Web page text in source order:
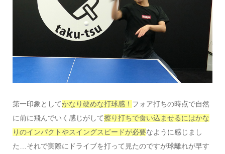
第一印象としてかなり硬めな打球感！ フォア打ちの時点で自然
に前に飛んでいく感じがして擦り打ちで食い込ませるにはかな
りのインパクトやスイングスピードが必要なように感じまし
た…それで実際にドライブを打って見たのですが球離れが早す